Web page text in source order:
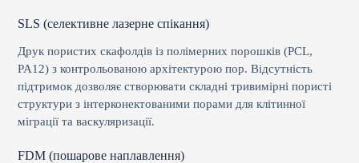
SLS (селективне лазерне спікання)
Друк пористих скафолдів із полімерних порошків (PCL,
PA12) з контрольованою архітектурою пор. Відсутність
підтримок дозволяє створювати складні тривимірні пористі
структури з інтерконектованими порами для клітинної
міграції та васкуляризації.
FDM (пошарове наплавлення)